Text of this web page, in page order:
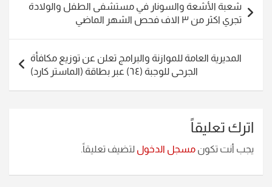
وتكنولوجيا المعلومات في
العراق والوقوف على
المقالات
شعبة الأشعة والسونار في مستشفى الطفل والولادة
تجري اكثر من ٣ الاف فحص الشهر الماضي
المديرية العامة للموازنة والبرامج تعلن عن توزيع مكافأة
الجرحى للوجبة (٦٤) عبر بطاقة (الماستر كارد)
اترك تعليقاً
يجب أنت تكون مسجل الدخول لتضيف تعليقاً.